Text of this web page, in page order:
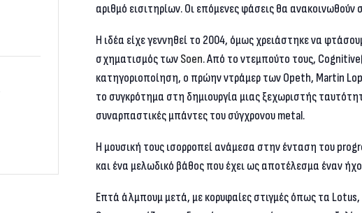
αριθμό εισιτηρίων. Οι επόμενες φάσεις θα ανακοινωθούν
Η ιδέα είχε γεννηθεί το 2004, όμως χρειάστηκε να
σχηματισμός τωνSoen. Από το ντεμπούτο τους, Cognitive
κατηγοριοποίηση, ο πρώην ντράμερ των Opeth, Martin
το συγκρότημα στη δημιουργία μιας ξεχωριστής
συναρπαστικές μπάντες του σύγχρονου metal.
Η μουσική τους ισορροπεί ανάμεσα στην ένταση του
και ένα μελωδικό βάθος που έχει ως αποτέλεσμα έναν
Επτά άλμπουμ μετά, με κορυφαίες στιγμές όπως τα Lotus,